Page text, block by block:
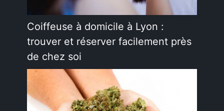
Coiffeuse à domicile à Lyon :
trouver et réserver facilement près
de chez soi